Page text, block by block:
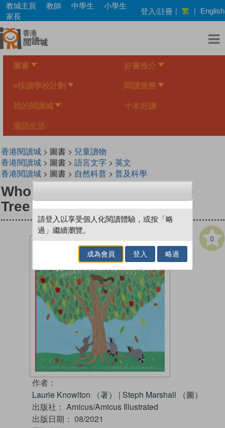
Skip
main
content
教城主頁 教師 中學生
小學生
家長
登入/註冊 | 繁 | English
圖書 好書推介
e悅讀學校計劃 閱讀服務
我的閱讀城 十本好讀
漫話生活
香港閱讀城> 圖書 > 兒童讀物
香港閱讀城> 圖書 > 語言文字> 英文
香港閱讀城> 圖書 > 自然科普> 普及科學
Who Knew? Under the Apple
Tree
0
作者：
Laurie Knowlton （著）
| Steph Marshall （圖）
出版社： Amicus/Amicus Illustrated
出版日期： 08/2021
請登入以享受個人化閱讀體驗，或按「略
過」繼續瀏覽。
成為會員 登入 略過